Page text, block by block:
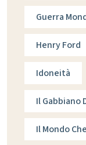
Guerra
Henry Ford
Idoneità
Il Gabbiano
Il Mondo